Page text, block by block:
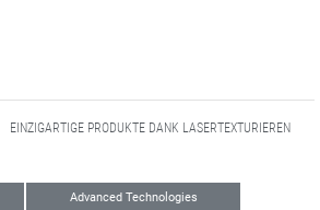
EINZIGARTIGE PRODUKTE DANK LASERTEXTURIEREN
Advanced Technologies